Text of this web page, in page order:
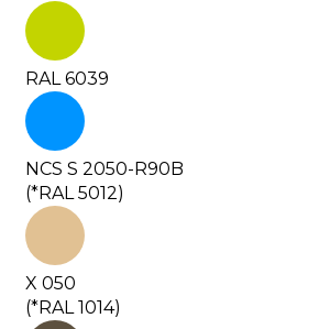
RAL 6039
NCS S 2050-R90B
(*RAL 5012)
X 050
(*RAL 1014)